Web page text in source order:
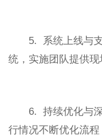
5. 系统上线与支
统，实施团队提供现
6. 持续优化与深
行情况不断优化流